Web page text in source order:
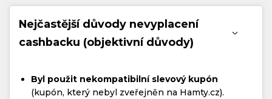
Nejčastější důvody nevyplacení
cashbacku (objektivní důvody)
Byl použit nekompatibilní slevový kupón
(kupón, který nebyl zveřejněn na Hamty.cz).